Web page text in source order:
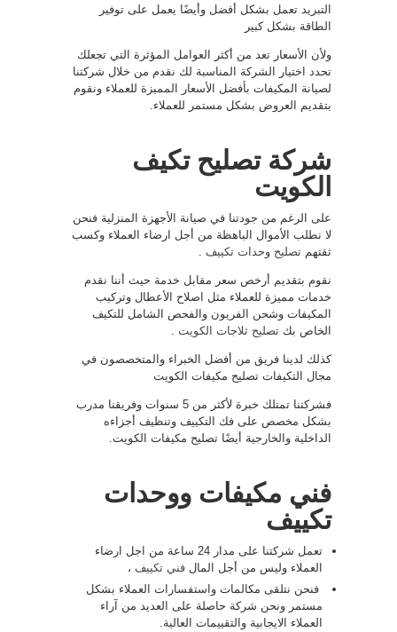
التبريد تعمل بشكل أفضل وأيضًا يعمل على توفير
الطاقة بشكل كبير
ولأن الأسعار تعد من أكثر العوامل المؤثرة التي تجعلك
تحدد اختيار الشركة المناسبة لك نقدم من خلال شركتنا
لصيانة المكيفات بأفضل الأسعار المميزة للعملاء ونقوم
بتقديم العروض بشكل مستمر للعملاء.
شركة تصليح تكيف
الكويت
على الرغم من جودتنا في صيانة الأجهزة المنزلية فنحن
لا نطلب الأموال الباهظة من أجل ارضاء العملاء وكسب
ثقتهم تصليح وحدات تكييف
نقوم بتقديم أرخص سعر مقابل خدمة حيث أننا نقدم
خدمات مميزة للعملاء مثل اصلاح الأعطال وتركيب
المكيفات وشحن الفريون والفحص الشامل للتكيف
الخاص بك تصليح ثلاجات الكويت
كذلك لدينا فريق من أفضل الخبراء والمتخصصون في
مجال التكيفات تصليح مكيفات الكويت
فشركتنا تمتلك خبرة لأكثر من 5 سنوات وفريقنا مدرب
بشكل مخصص على فك التكييف وتنظيف أجزاءه
الداخلية والخارجية أيضًا تصليح مكيفات الكويت.
فني مكيفات ووحدات
تكييف
تعمل شركتنا على مدار 24 ساعة من اجل ارضاء
العملاء وليس من أجل المال فني تكييف ،
فنحن نتلقى مكالمات واستفسارات العملاء بشكل
مستمر ونحن شركة حاصلة على العديد من آراء
العملاء الايجابية والتقييمات العالية.